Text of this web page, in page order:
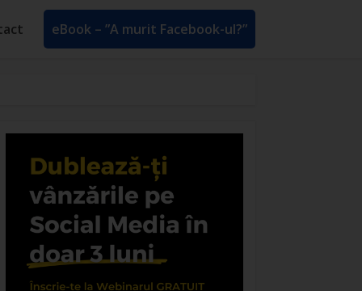
eBook – ”A murit Facebook-ul?”